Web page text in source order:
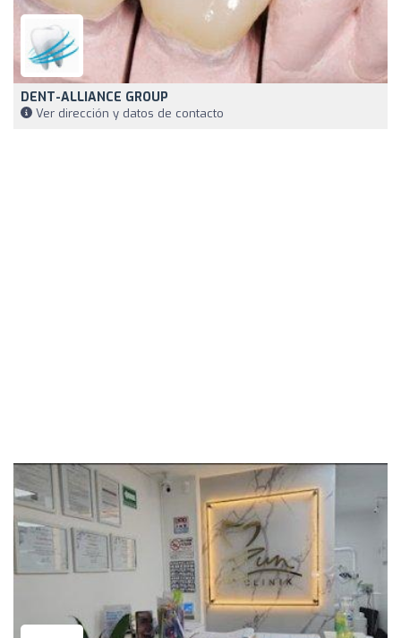
DENT-ALLIANCE GROUP
Ver dirección y datos de contacto